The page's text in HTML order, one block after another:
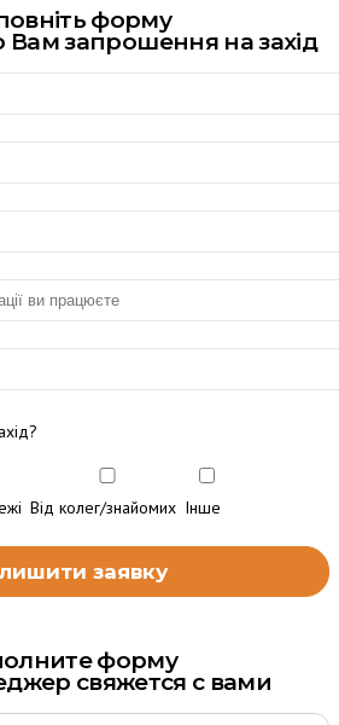
форму
Вам запрошення на захід
Від колег/знайомих Інше
форму
свяжется с вами